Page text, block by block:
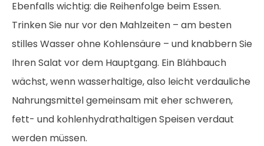
Ebenfalls wichtig: die Reihenfolge beim Essen.
Trinken Sie nur vor den Mahlzeiten – am besten
stilles Wasser ohne Kohlensäure – und knabbern Sie
Ihren Salat vor dem Hauptgang. Ein Blähbauch
wächst, wenn wasserhaltige, also leicht verdauliche
Nahrungsmittel gemeinsam mit eher schweren,
fett- und kohlenhydrathaltigen Speisen verdaut
werden müssen.